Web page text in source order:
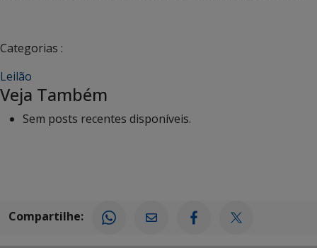
Categorias :
Leilão
Veja Também
Sem posts recentes disponíveis.
Compartilhe: